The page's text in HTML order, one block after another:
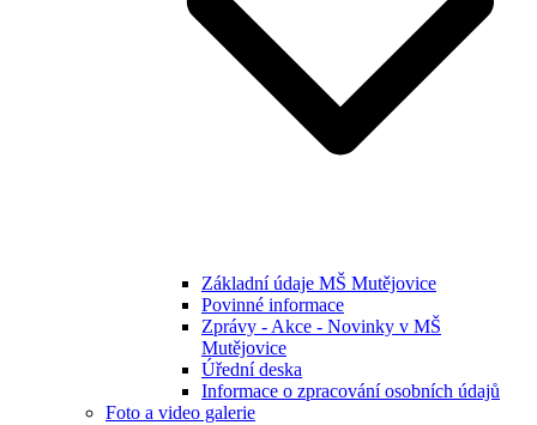
Základní údaje MŠ Mutějovice
Povinné informace
Zprávy - Akce - Novinky v MŠ
Mutějovice
Úřední deska
Informace o zpracování osobních údajů
Foto a video galerie